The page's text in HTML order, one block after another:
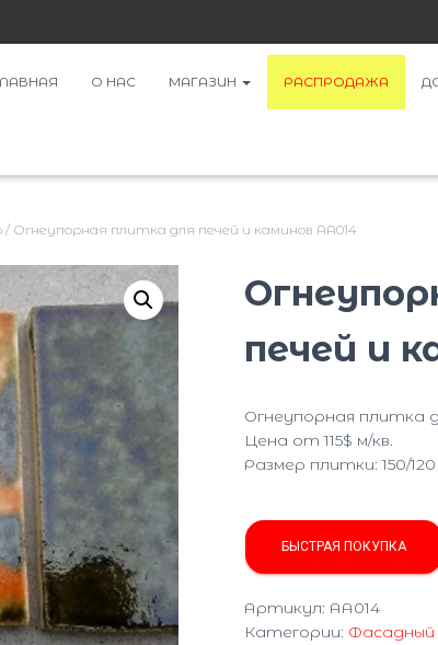
О НАС МАГАЗИН РАСПРОДАЖА
/ Огнеупорная плитка для печей и каминов AA014
печей и
Огнеупорная плитка
Цена от 115$ м/кв.
Размер плитки: 150/
БЫСТРАЯ ПОКУПКА
Артикул: AA014
Категории: Фасадный